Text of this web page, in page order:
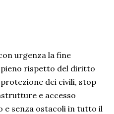
urgenza la fine
rispetto del diritto
dei civili, stop
e accesso
e senza ostacoli in tutto il